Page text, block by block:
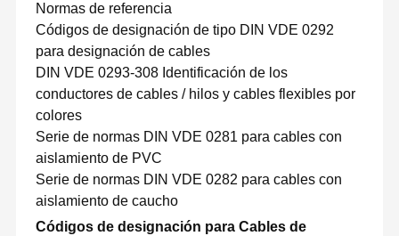
Normas de referencia
Códigos de designación de tipo DIN VDE 0292
para designación de cables
DIN VDE 0293-308 Identificación de los
conductores de cables / hilos y cables flexibles por
colores
Serie de normas DIN VDE 0281 para cables con
aislamiento de PVC
Serie de normas DIN VDE 0282 para cables con
aislamiento de caucho
Códigos de designación para Cables de